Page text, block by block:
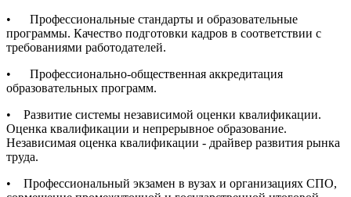
• Профессиональные стандарты и образовательные
программы. Качество подготовки кадров в соответствии с
требованиями работодателей.
• Профессионально-общественная аккредитация
образовательных программ.
• Развитие системы независимой оценки квалификации.
Оценка квалификации и непрерывное образование.
Независимая оценка квалификации - драйвер развития рынка
труда.
• Профессиональный экзамен в вузах и организациях СПО,